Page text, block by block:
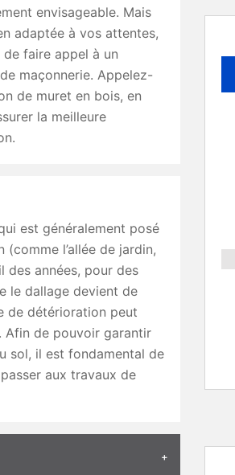
envisageable. Mais
adaptée à vos attentes,
de faire appel à un
maçonnerie. Appelez-
de muret en bois, en
la meilleure
est généralement posé
l’allée de jardin,
des années, pour des
le dallage devient de
de détérioration peut
Afin de pouvoir garantir
sol, il est fondamental de
aux travaux de